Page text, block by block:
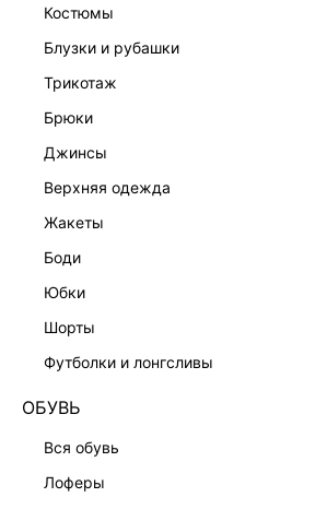
костюмы
блузки и рубашки
трикотаж
брюки
джинсы
верхняя одежда
жакеты
боди
юбки
шорты
футболки и лонгсливы
ОБУВЬ
вся обувь
лоферы
КАТАЛОГ
КОМПАНИЯ
КЛИЕНТАМ
ЛИЧНЫЙ КАБИНЕТ